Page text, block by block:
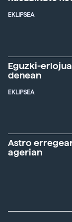
EKLIPSEA
Eguzki-
denean
EKLIPSEA
Astro
agerian